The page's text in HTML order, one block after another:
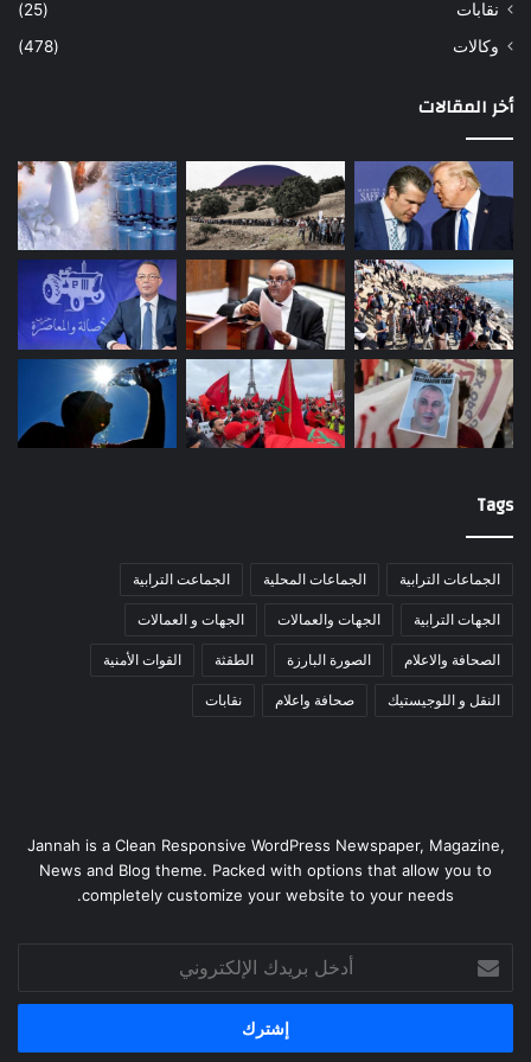
نقابات
(25)
وكالات
(478)
أخر المقالات
Tags
الجماعات الترابية الجماعات المحلية الجماعت الترابية
الجهات الترابية الجهات والعمالات الجهات و العمالات
الصحافة والاعلام الصورة البارزة الطقثة القوات الأمنية
النقل و اللوجيستيك صحافة واعلام نقابات
Jannah is a Clean Responsive WordPress Newspaper, Magazine,
News and Blog theme. Packed with options that allow you to
completely customize your website to your needs.
أدخل
بريدك
الإلكتروني